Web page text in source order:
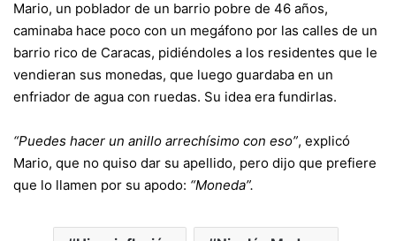
Mario, un poblador de un barrio pobre de 46 años,
caminaba hace poco con un megáfono por las calles de un
barrio rico de Caracas, pidiéndoles a los residentes que le
vendieran sus monedas, que luego guardaba en un
enfriador de agua con ruedas. Su idea era fundirlas.
“Puedes hacer un anillo arrechísimo con eso”, explicó
Mario, que no quiso dar su apellido, pero dijo que prefiere
que lo llamen por su apodo: “Moneda”.